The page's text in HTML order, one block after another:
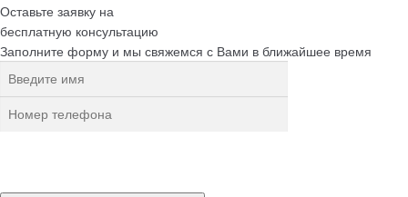
Оставьте заявку на
бесплатную консультацию
Заполните форму и мы свяжемся с Вами в ближайшее время